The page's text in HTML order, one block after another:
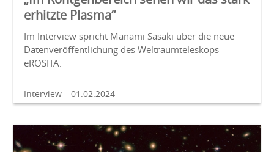
erhitzte Plasma“
Im Interview spricht Manami Sasaki über die neue
Datenveröffentlichung des Weltraumteleskops
eROSITA.
Interview 01.02.2024